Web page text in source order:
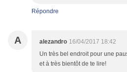
Répondre
A alezandro 16/04/2017 18:42
Un très bel endroit pour une
et à très bientôt de te lire!